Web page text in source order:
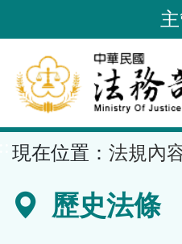
到
要
內
容
區
現在位置： 法規內
歷史法條